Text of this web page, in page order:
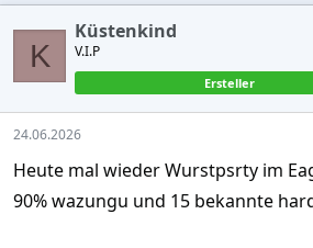
l
e
r
l
t
m
K
Küstenkind
V.I.P
Ersteller
24.06.2026
Heute mal wieder Wurstpsrty im
90% wazungu und 15 bekannte